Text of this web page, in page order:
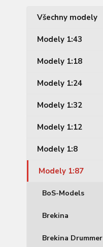
Všechny modely
Modely 1:43
Modely 1:18
Modely 1:24
Modely 1:32
Modely 1:12
Modely 1:8
Modely 1:87
BoS-Models
Brekina
Brekina Drummer